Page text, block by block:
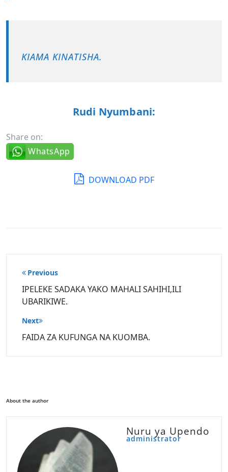
KIAMA KINATISHA.
Rudi Nyumbani:
Share on:
WhatsApp
DOWNLOAD PDF
Post
navigation
Previous
IPELEKE SADAKA YAKO MAHALI SAHIHI,ILI
UBARIKIWE.
Next
FAIDA ZA KUFUNGA NA KUOMBA.
About the author
Nuru ya Upendo
administrator